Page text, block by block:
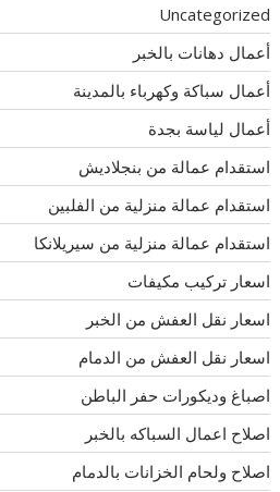
Uncategorized
أعمال دهانات بالخبر
أعمال سباكة وكهرباء بالمدينة
أعمال لياسة بجدة
استقدام عمالة من بنجلاديش
استقدام عمالة منزلية من الفلبين
استقدام عمالة منزلية من سيريلانكا
اسعار تركيب مكيفات
اسعار نقل العفش من الخبر
اسعار نقل العفش من الدمام
اصباغ وديكورات حفر الباطن
اصلاح اعمال السباكه بالخبر
اصلاح ولحام الخزانات بالدمام